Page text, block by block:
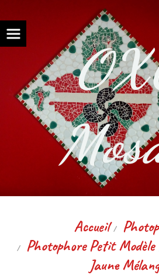
Accueil
Photophore Petit
Jaune